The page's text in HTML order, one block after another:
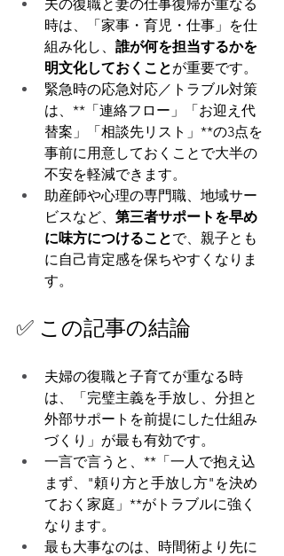
夫の復職と妻の仕事復帰が重なる
時は、「家事・育児・仕事」を仕
組み化し、 誰が何を担当するかを
明文化しておくことが重要です。
緊急時の応急対応／トラブル対策
は、**「連絡フロー」「お迎え代
替案」「相談先リスト」**の3点を
事前に用意しておくことで大半の
不安を軽減できます。
助産師や心理の専門職、地域サー
ビスなど、 第三者サポートを早め
に味方につけることで、親子とも
に自己肯定感を保ちやすくなりま
す。
✅ この記事の結論
夫婦の復職と子育てが重なる時
は、「完璧主義を手放し、分担と
外部サポートを前提にした仕組み
づくり」が最も有効です。
一言で言うと、**「一人で抱え込
まず、"頼り方と手放し方"を決め
ておく家庭」**がトラブルに強く
なります。
最も大事なのは、時間術より先に